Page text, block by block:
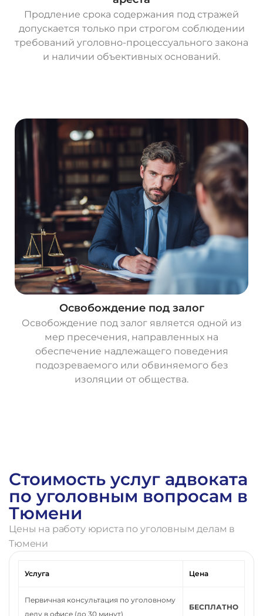
Продление срока содержания под стражей
допускается только при строгом соблюдении
требований уголовно-процессуального закона
и наличии объективных оснований.
Освобождение под залог
Освобождение под залог является одной из
мер пресечения, направленных на
обеспечение надлежащего поведения
подозреваемого или обвиняемого без
изоляции от общества.
Стоимость услуг адвоката
по уголовным вопросам в
Тюмени
Цены на работу юриста по уголовным делам в
Тюмени
Услуга Цена
Первичная консультация по уголовному
делу в офисе (до 30 минут)
БЕСПЛАТНО